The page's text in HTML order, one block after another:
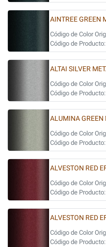
AINTREE GREEN
Código de Color
Código de Producto:
ALTAI SILVER
Código de Color
Código de Producto:
ALUMINA GREEN
Código de Color
Código de Producto:
ALVESTON RED
Código de Color
Código de Producto:
ALVESTON RED
Código de Color
Código de Producto: